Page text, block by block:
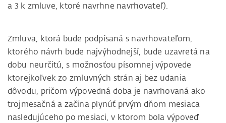
a 3 k zmluve, ktoré navrhne navrhovateľ).
Zmluva, ktorá bude podpísaná s navrhovateľom,
ktorého návrh bude najvýhodnejší, bude uzavretá na
dobu neurčitú, s možnosťou písomnej výpovede
ktorejkoľvek zo zmluvných strán aj bez udania
dôvodu, pričom výpovedná doba je navrhovaná ako
trojmesačná a začína plynúť prvým dňom mesiaca
nasledujúceho po mesiaci, v ktorom bola výpoveď